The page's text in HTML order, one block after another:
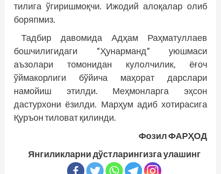
тилига ўгиришмоқчи. Ижодий алоқалар олиб
боряпмиз.
Тадбир давомида Адҳам Раҳматуллаев
бошчилигидаги “Ҳунарманд” уюшмаси
аъзолари томонидан кулолчилик, ёғоч
ўймакорлиги бўйича маҳорат дарслари
намойиш этилди. Меҳмонларга эҳсон
дастурхони ёзилди. Марҳум адиб хотирасига
Қуръон тиловат қилинди.
Фозил ФАРҲОД
Янгиликларни дўстларингизга улашинг